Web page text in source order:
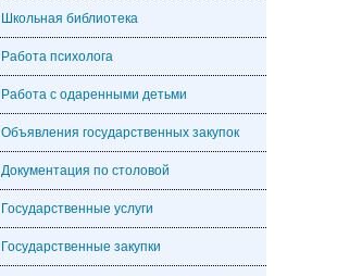
Школьная библиотека
Работа психолога
Работа с одаренными детьми
Объявления государственных закупок
Документация по столовой
Государственные услуги
Государственные закупки